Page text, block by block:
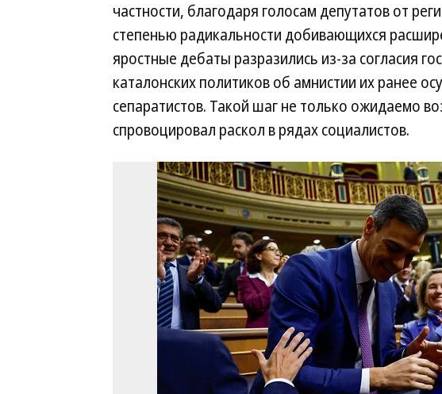
частности, благодаря голосам депутатов от
степенью радикальности добивающихся
яростные дебаты разразились из-за согласия
каталонских политиков об амнистии их ранее
сепаратистов. Такой шаг не только ожидаемо
спровоцировал раскол в рядах социалистов.